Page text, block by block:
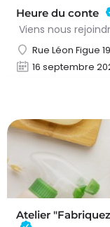
Heure du conte
Rue Léon Figue 19
16 septembre
Atelier